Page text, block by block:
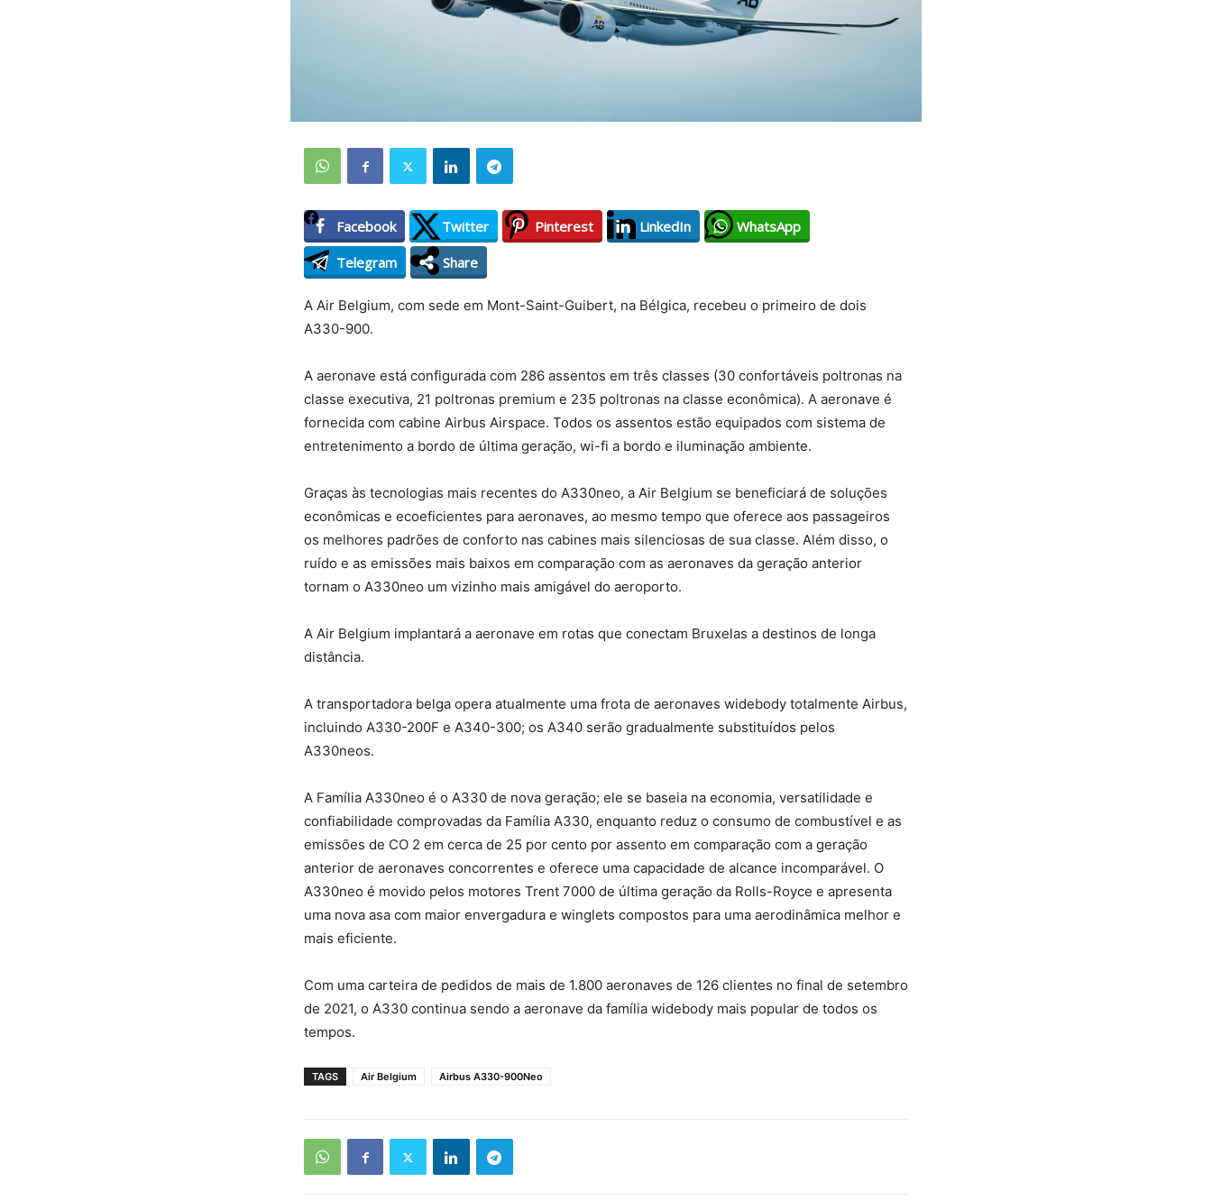
Facebook Twitter Pinterest LinkedIn
WhatsApp
Telegram
Share
A Air Belgium, com sede em Mont-Saint-Guibert, na Bélgica, recebeu o primeiro de dois
A330-900.
A aeronave está configurada com 286 assentos em três classes (30 confortáveis ​​poltronas na
classe executiva, 21 poltronas premium e 235 poltronas na classe econômica). A aeronave é
fornecida com cabine Airbus Airspace. Todos os assentos estão equipados com sistema de
entretenimento a bordo de última geração, wi-fi a bordo e iluminação ambiente.
Graças às tecnologias mais recentes do A330neo, a Air Belgium se beneficiará de soluções
econômicas e ecoeficientes para aeronaves, ao mesmo tempo que oferece aos passageiros
os melhores padrões de conforto nas cabines mais silenciosas de sua classe. Além disso, o
ruído e as emissões mais baixos em comparação com as aeronaves da geração anterior
tornam o A330neo um vizinho mais amigável do aeroporto.
A Air Belgium implantará a aeronave em rotas que conectam Bruxelas a destinos de longa
distância.
A transportadora belga opera atualmente uma frota de aeronaves widebody totalmente Airbus,
incluindo A330-200F e A340-300; os A340 serão gradualmente substituídos pelos
A330neos.
A Família A330neo é o A330 de nova geração; ele se baseia na economia, versatilidade e
confiabilidade comprovadas da Família A330, enquanto reduz o consumo de combustível e as
emissões de CO 2 em cerca de 25 por cento por assento em comparação com a geração
anterior de aeronaves concorrentes e oferece uma capacidade de alcance incomparável. O
A330neo é movido pelos motores Trent 7000 de última geração da Rolls-Royce e apresenta
uma nova asa com maior envergadura e winglets compostos para uma aerodinâmica melhor e
mais eficiente.
Com uma carteira de pedidos de mais de 1.800 aeronaves de 126 clientes no final de setembro
de 2021, o A330 continua sendo a aeronave da família widebody mais popular de todos os
tempos.
TAGS Air Belgium Airbus A330-900Neo